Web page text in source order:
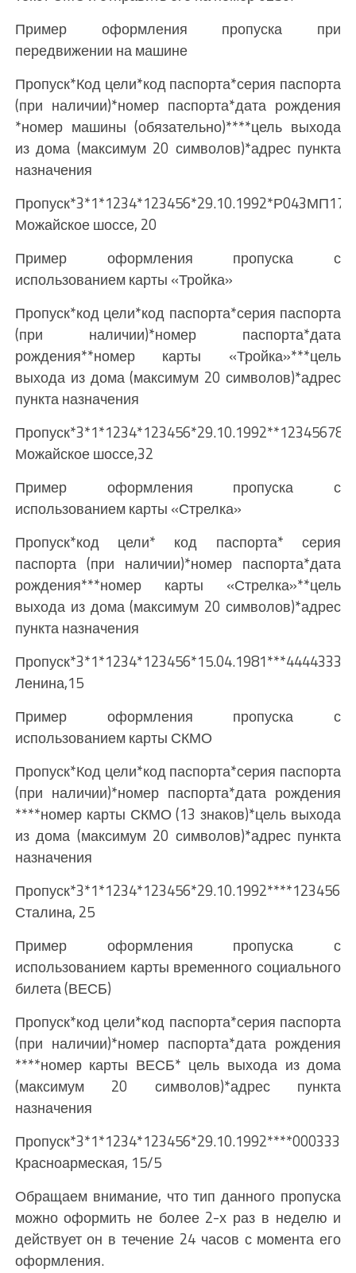
Пример оформления пропуска при
передвижении на машине
Пропуск*Код цели*код паспорта*серия паспорта
(при наличии)*номер паспорта*дата рождения
*номер машины (обязательно)****цель выхода
из дома (максимум 20 символов)*адрес пункта
назначения
Можайское шоссе, 20
Пример оформления пропуска с
использованием карты «Тройка»
Пропуск*код цели*код паспорта*серия паспорта
(при наличии)*номер паспорта*дата
рождения**номер карты «Тройка»***цель
выхода из дома (максимум 20 символов)*адрес
пункта назначения
Можайское шоссе,32
Пример оформления пропуска с
использованием карты «Стрелка»
Пропуск*код цели* код паспорта* серия
паспорта (при наличии)*номер паспорта*дата
рождения***номер карты «Стрелка»**цель
выхода из дома (максимум 20 символов)*адрес
пункта назначения
Ленина,15
Пример оформления пропуска с
использованием карты СКМО
Пропуск*Код цели*код паспорта*серия паспорта
(при наличии)*номер паспорта*дата рождения
****номер карты СКМО (13 знаков)*цель выхода
из дома (максимум 20 символов)*адрес пункта
назначения
Сталина, 25
Пример оформления пропуска с
использованием карты временного социального
билета (ВЕСБ)
Пропуск*код цели*код паспорта*серия паспорта
(при наличии)*номер паспорта*дата рождения
****номер карты ВЕСБ* цель выхода из дома
(максимум 20 символов)*адрес пункта
назначения
Красноармеская, 15/5
Обращаем внимание, что тип данного пропуска
можно оформить не более 2-х раз в неделю и
действует он в течение 24 часов с момента его
оформления.